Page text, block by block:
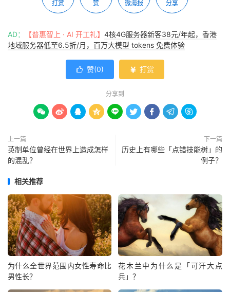
打赏 赞 微海报 分享
AD： 【普惠智上 · AI 开工礼】 4核4G服务器新客38元/年起，香港
地域服务器低至6.5折/月，百万大模型 tokens 免费体验
 赞(0)  打赏
分享到
        
上一篇
英制单位曾经在世界上造成怎样
的混乱？
下一篇
历史上有哪些「点错技能树」的
例子？
相关推荐
为什么全世界范围内女性寿命比
男性长？
花木兰中为什么是「可汗大点
兵」？